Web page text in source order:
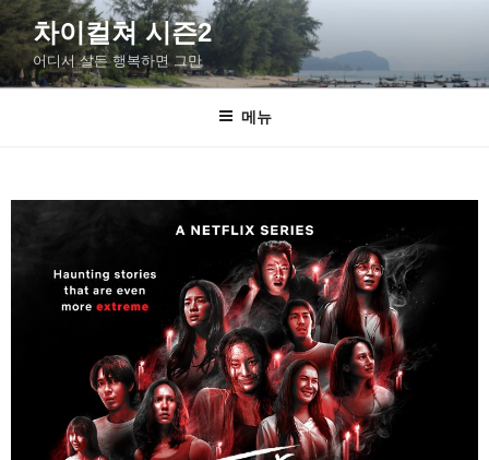
차이컬쳐 시즌2
어디서 살든 행복하면 그만
메뉴